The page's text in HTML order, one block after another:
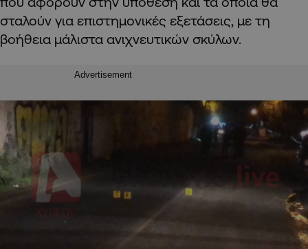
σταλούν για επιστημονικές εξετάσεις, με τη
βοήθεια μάλιστα ανιχνευτικών σκύλων.
Advertisement